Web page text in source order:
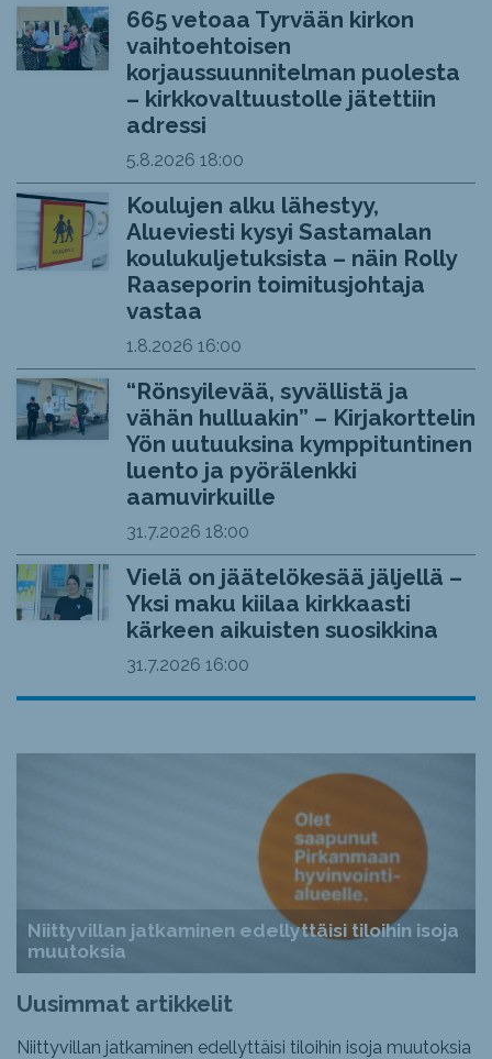
665 vetoaa Tyrvään kirkon
vaihtoehtoisen
korjaussuunnitelman puolesta
– kirkkovaltuustolle jätettiin
adressi
5.8.2026 18:00
Koulujen alku lähestyy,
Alueviesti kysyi Sastamalan
koulukuljetuksista – näin Rolly
Raaseporin toimitusjohtaja
vastaa
1.8.2026 16:00
“Rönsyilevää, syvällistä ja
vähän hulluakin” – Kirjakorttelin
Yön uutuuksina kymppituntinen
luento ja pyörälenkki
aamuvirkuille
31.7.2026 18:00
Vielä on jäätelökesää jäljellä –
Yksi maku kiilaa kirkkaasti
kärkeen aikuisten suosikkina
31.7.2026 16:00
Niittyvillan jatkaminen edellyttäisi tiloihin isoja
muutoksia
Uusimmat artikkelit
Niittyvillan jatkaminen edellyttäisi tiloihin isoja muutoksia